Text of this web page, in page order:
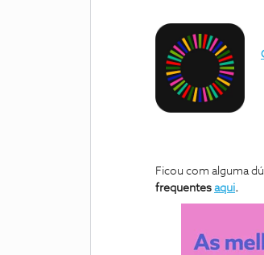
Ficou com alguma
frequentes aqui.